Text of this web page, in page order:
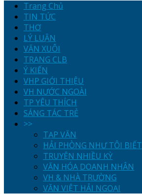
Trang Chủ
TIN TỨC
THƠ
LÝ LUẬN
VĂN XUÔI
TRANG CLB
Ý KIẾN
VHP GIỚI THIỆU
VH NƯỚC NGOÀI
TP YÊU THÍCH
SÁNG TÁC TRẺ
>>
TẠP VĂN
HẢI PHÒNG NHƯ TÔI BIẾT
TRUYỆN NHIỀU KỲ
VĂN HÓA DOANH NHÂN
VH & NHÀ TRƯỜNG
VĂN VIỆT HẢI NGOẠI